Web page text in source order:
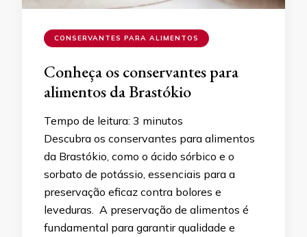
CONSERVANTES PARA ALIMENTOS
Conheça os conservantes para
alimentos da Brastókio
Tempo de leitura: 3 minutos
Descubra os conservantes para alimentos
da Brastókio, como o ácido sórbico e o
sorbato de potássio, essenciais para a
preservação eficaz contra bolores e
leveduras. A preservação de alimentos é
fundamental para garantir qualidade e